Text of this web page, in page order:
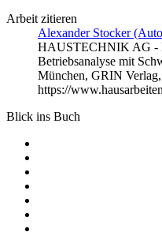
Arbeit zitieren
Alexander Stocker
HAUSTECHNIK AG -
Betriebsanalyse mit
München, GRIN Verlag,
https://
Blick ins Buch